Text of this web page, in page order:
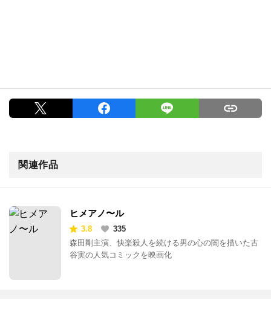
関連作品
ヒメアノ〜ル
3.8
335
森田剛主演、快楽殺人を続ける男の心の闇を描いた古
谷実の人気コミックを映画化